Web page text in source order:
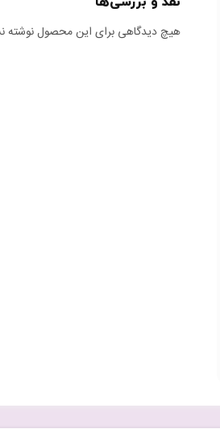
هیچ دیدگاهی برای این محصول